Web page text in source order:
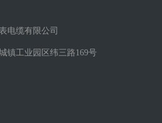
电缆有限公司
镇工业园区纬三路169号